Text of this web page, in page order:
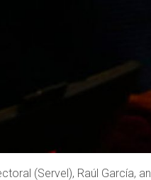
(Servel), Raúl García,